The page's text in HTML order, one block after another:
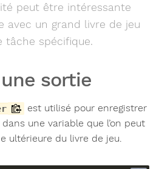
peut être intéressante
avec un grand livre de jeu
tâche spécifique.
sortie
est utilisé pour enregistrer
une variable que l’on peut
ultérieure du livre de jeu.